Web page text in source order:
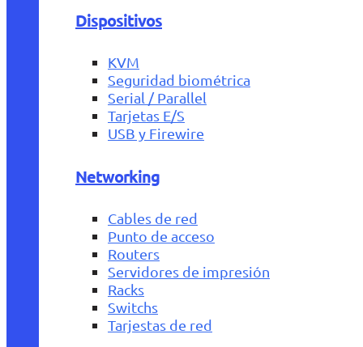
Dispositivos
KVM
Seguridad biométrica
Serial / Parallel
Tarjetas E/S
USB y Firewire
Networking
Cables de red
Punto de acceso
Routers
Servidores de impresión
Racks
Switchs
Tarjestas de red